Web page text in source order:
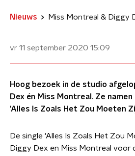
Nieuws
vr 11 september 2020 15:09
Hoog bezoek in de studio
Dex én Miss Montreal. Ze
'Alles Is Zoals Het Zou Moeten
De single 'Alles Is Zoals Het Zou
Diggy Dex en Miss Montreal voor